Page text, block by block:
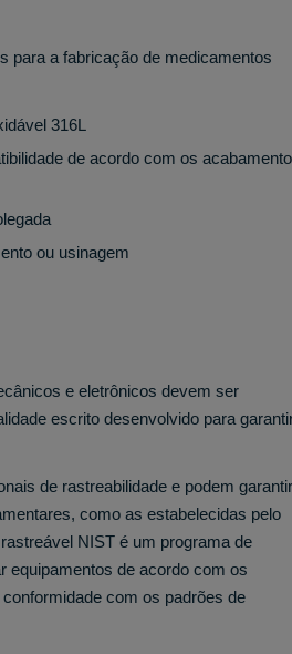
para a fabricação de medicamentos
316L
de acordo com os
ou usinagem
e eletrônicos devem ser
escrito desenvolvido para
de rastreabilidade e podem garantir
como as estabelecidas pelo
NIST é um programa de
equipamentos de acordo com os
com os padrões de